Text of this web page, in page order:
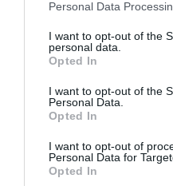
Personal Data
I want to opt-out of the
personal data.
Opted In
I want to opt-out of the
Personal Data.
Opted In
I want to opt-out of
Personal Data for
Opted In
LAISSER UN
Appel
Soutenez Air